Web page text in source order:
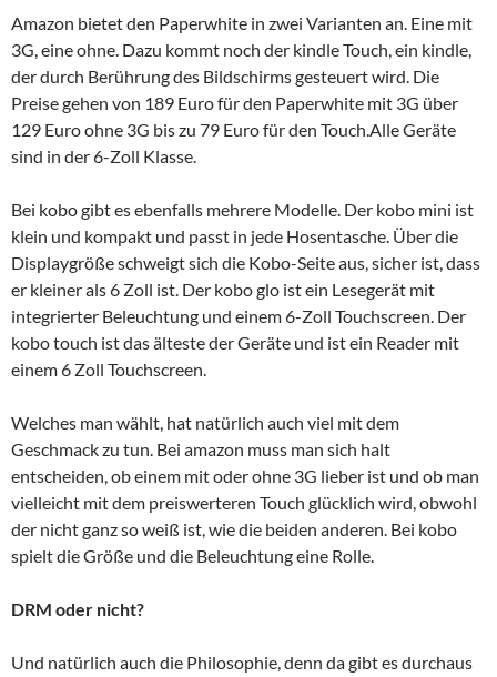
Amazon bietet den Paperwhite in zwei Varianten an. Eine mit
3G, eine ohne. Dazu kommt noch der kindle Touch, ein kindle,
der durch Berührung des Bildschirms gesteuert wird. Die
Preise gehen von 189 Euro für den Paperwhite mit 3G über
129 Euro ohne 3G bis zu 79 Euro für den Touch.Alle Geräte
sind in der 6-Zoll Klasse.
Bei kobo gibt es ebenfalls mehrere Modelle. Der kobo mini ist
klein und kompakt und passt in jede Hosentasche. Über die
Displaygröße schweigt sich die Kobo-Seite aus, sicher ist, dass
er kleiner als 6 Zoll ist. Der kobo glo ist ein Lesegerät mit
integrierter Beleuchtung und einem 6-Zoll Touchscreen. Der
kobo touch ist das älteste der Geräte und ist ein Reader mit
einem 6 Zoll Touchscreen.
Welches man wählt, hat natürlich auch viel mit dem
Geschmack zu tun. Bei amazon muss man sich halt
entscheiden, ob einem mit oder ohne 3G lieber ist und ob man
vielleicht mit dem preiswerteren Touch glücklich wird, obwohl
der nicht ganz so weiß ist, wie die beiden anderen. Bei kobo
spielt die Größe und die Beleuchtung eine Rolle.
DRM oder nicht?
Und natürlich auch die Philosophie, denn da gibt es durchaus